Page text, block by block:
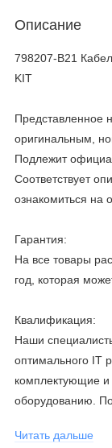
Описание
798207-B21
KIT
Представленное
оригинальным,
Подлежит
Соответствует
ознакомиться на
Гарантия:
На все товары
год, которая
Квалификация:
Наши
оптимального IT
комплектующие и
оборудованию.
официальными
Читать дальше